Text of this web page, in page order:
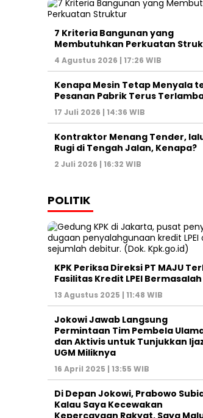
7 Kriteria Bangunan yang
Membutuhkan Perkuatan
4 Agustus 2026 | 17:26 WIB
Kenapa Mesin Tetap Menyala
Pesanan Pabrik Terus
17 Juli 2026 | 14:36 WIB
Kontraktor Menang Tender,
Rugi di Tengah Jalan, Kenapa?
2 Juli 2026 | 16:32 WIB
POLITIK
KPK Periksa Direksi PT MAJU
Fasilitas Kredit LPEI Bermasalah
13 Agustus 2025 | 11:48 WIB
Jokowi Jawab Langsung
Permintaan Tim Pembela
dan Aktivis untuk Tunjukkan
UGM Miliknya
16 April 2025 | 13:55 WIB
Di Depan Jokowi, Prabowo
Kalau Saya Kecewakan
Kepercayaan Rakyat, Saya